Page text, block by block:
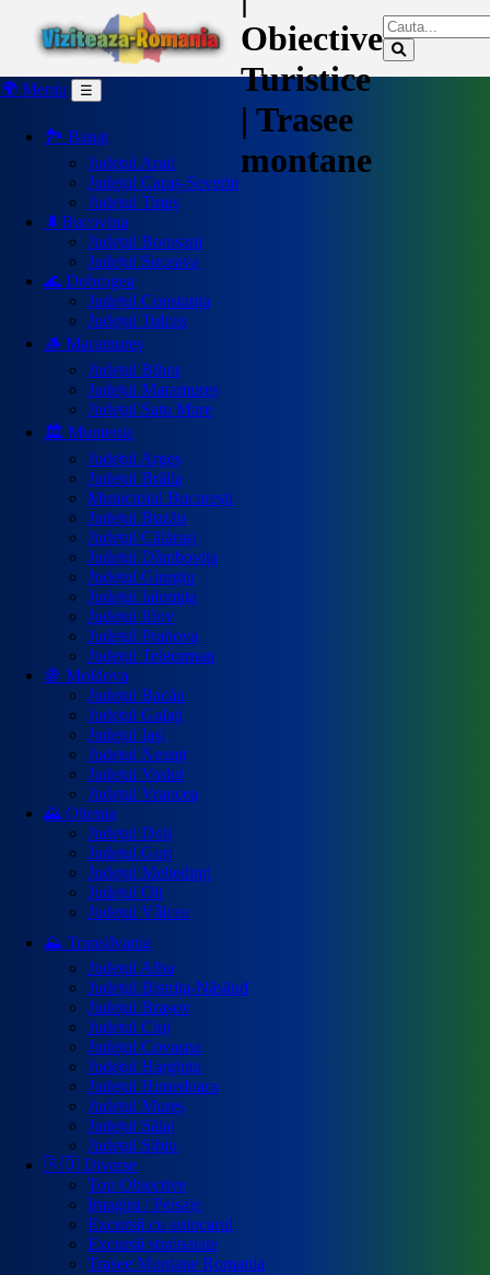
Obiective
Turistice
| Trasee
montane
🌍 Meniu ☰
🏞️ Banat
Județul Arad
Județul Caraș-Severin
Județul Timiș
🌲Bucovina
Județul Botoșani
Județul Suceava
🌊 Dobrogea
Județul Constanța
Județul Tulcea
🪵 Maramureș
Județul Bihor
Județul Maramureș
Județul Satu Mare
🏛️ Muntenia
Județul Argeș
Județul Brăila
Municipiul București
Județul Buzău
Județul Călărași
Județul Dâmbovița
Județul Giurgiu
Județul Ialomița
Județul Ilfov
Județul Prahova
Județul Teleorman
🍇 Moldova
Județul Bacău
Județul Galați
Județul Iași
Județul Neamț
Județul Vaslui
Județul Vrancea
🌄 Oltenia
Județul Dolj
Județul Gorj
Județul Mehedinți
Județul Olt
Județul Vâlcea
⛰️ Transilvania
Județul Alba
Județul Bistrița-Năsăud
Județul Brașov
Județul Cluj
Județul Covasna
Județul Harghita
Județul Hunedoara
Județul Mureș
Județul Sălaj
Județul Sibiu
🇷🇴 Diverse
Top Obiective
Imagini / Peisaje
Excursii cu autocarul
Excursii strainatate
Trasee Montane Romania